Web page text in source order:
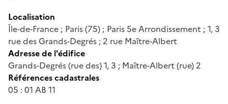
Localisation
Île-de-France ; Paris (75) ; Paris 5e Arrondissement ; 1, 3
rue des Grands-Degrés ; 2 rue Maître-Albert
Adresse de l'édifice
Grands-Degrés (rue des) 1, 3 ; Maître-Albert (rue) 2
Références cadastrales
05 : 01 AB 11